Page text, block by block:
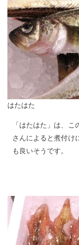
はたはた
「はたはた」は、
さんによると煮付け
も良いそうです。